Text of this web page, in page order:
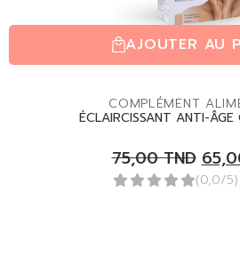
AJOUTER AU
COMPLÉMENT
ÉCLAIRCISSANT ANTI-
75,00TND
(0,0/5)